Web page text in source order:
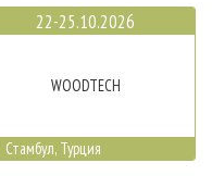
22-25.10.2026
WOODTECH
Стамбул, Турция